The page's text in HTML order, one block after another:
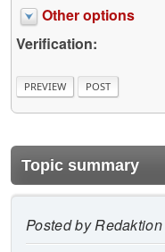
Other options
Verification:
Topic summary
Posted byRedaktion